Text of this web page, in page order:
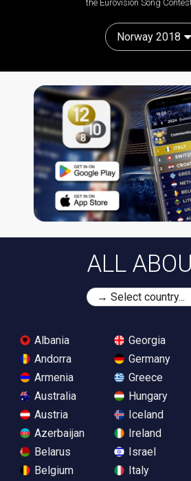
the Eurovision Song
Norway 2018
ALL
Albania
Andorra
Armenia
Australia
Austria
Azerbaijan
Belarus
Belgium
Georgia
Germany
Greece
Hungary
Iceland
Ireland
Israel
Italy